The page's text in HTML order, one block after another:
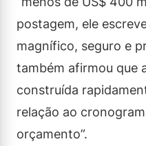
postagem, ele
magnífico, seguro e
também afirmou que
construída
relação ao
orçamento”.